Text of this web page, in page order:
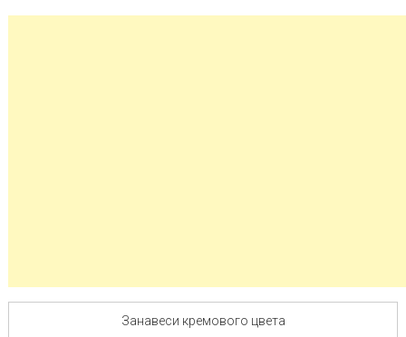
Занавеси кремового цвета